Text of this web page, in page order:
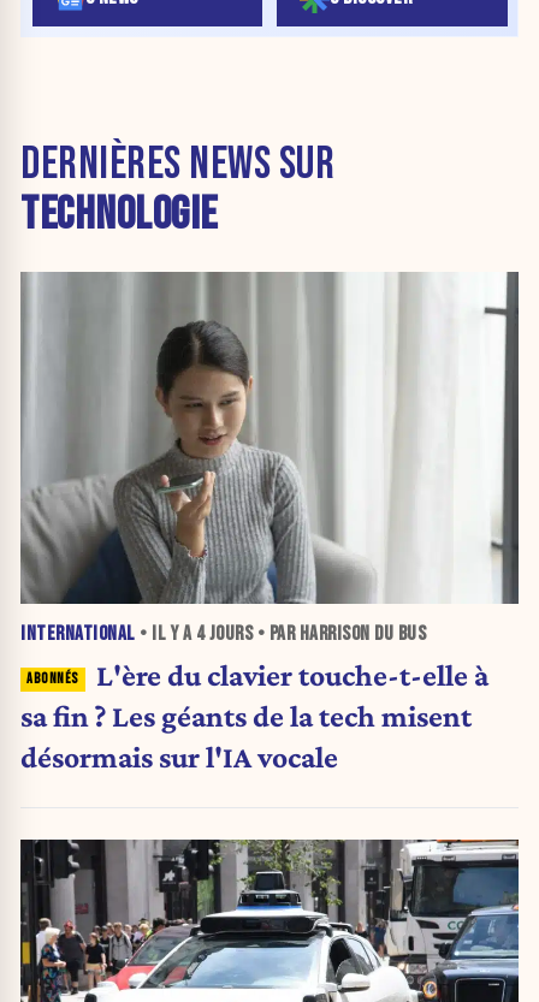
DERNIÈRES NEWS SUR
TECHNOLOGIE
INTERNATIONAL • IL Y A 4 JOURS• PAR HARRISON DU BUS
L'ère du clavier touche-t-elle à
sa fin ? Les géants de la tech misent
désormais sur l'IA vocale